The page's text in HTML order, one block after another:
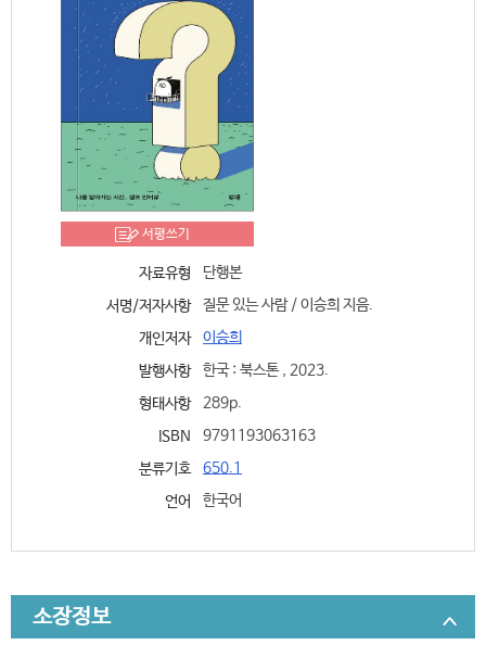
서평쓰기
자료유형
단행본
서명/저자사항
질문 있는 사람 / 이승희 지음.
개인저자
이승희
발행사항
한국 : 북스톤 , 2023.
형태사항
289p.
ISBN
9791193063163
분류기호
650.1
언어
한국어
소장정보